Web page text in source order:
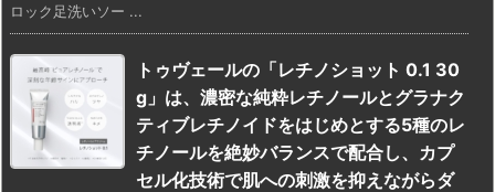
ロック足洗いソー ...
トゥヴェールの「レチノショット 0.1 30
g」は、濃密な純粋レチノールとグラナク
ティブレチノイドをはじめとする5種のレ
チノールを絶妙バランスで配合し、カプ
セル化技術で肌への刺激を抑えながらダ